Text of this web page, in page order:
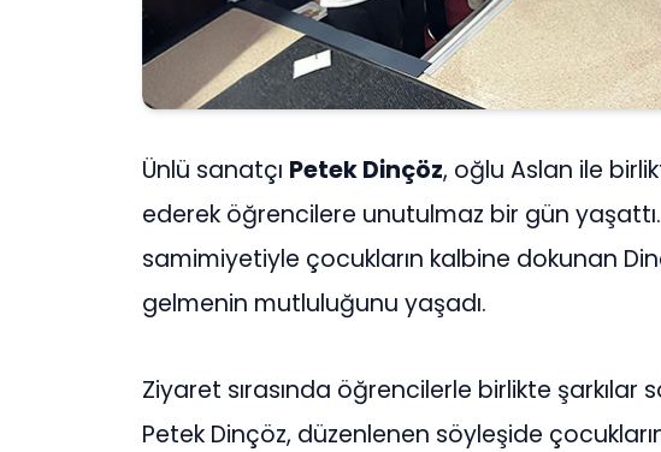
Ünlü sanatçı Petek Dinçöz, oğlu Aslan ile
ederek öğrencilere unutulmaz bir gün
samimiyetiyle çocukların kalbine dokunan
gelmenin mutluluğunu yaşadı.
Ziyaret sırasında öğrencilerle birlikte
Petek Dinçöz, düzenlenen söyleşide